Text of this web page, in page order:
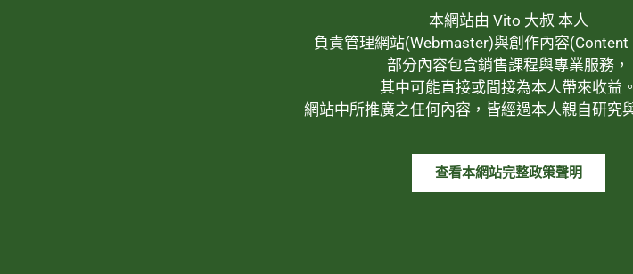
本網站由 Vito 大叔 本人
負責管理網站(Webmaster)與創作內容(Content
部分內容包含銷售課程與專業服務，
其中可能直接或間接為本人帶來收益。
網站中所推廣之任何內容，皆經過本人親自研究
查看本網站完整政策聲明